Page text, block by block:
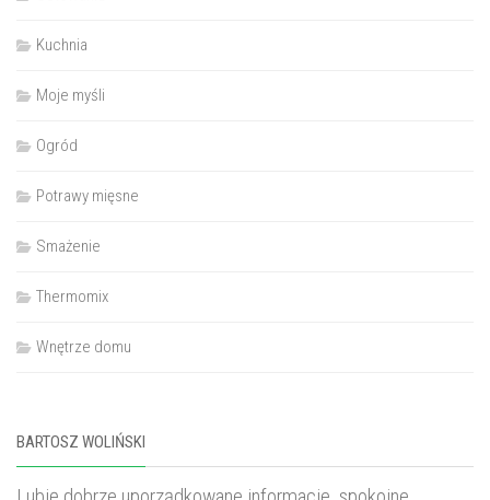
Kuchnia
Moje myśli
Ogród
Potrawy mięsne
Smażenie
Thermomix
Wnętrze domu
BARTOSZ WOLIŃSKI